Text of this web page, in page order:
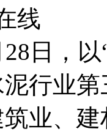
线
日，
行业
业、